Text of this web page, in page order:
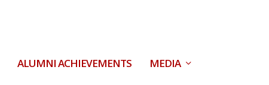
ALUMNI ACHIEVEMENTS MEDIA